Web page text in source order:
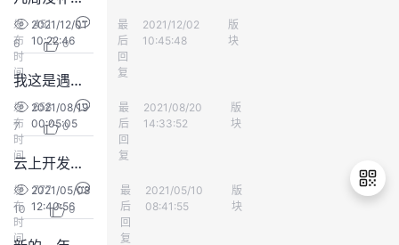
堂
我
的
课
程
我
的
认
我
的
我
我
的
技
术
支
我
的
云
声
发
布
时
间
2021/12/01
10:22:46
最
后
回
复
一缕阳光_666
2021/12/02
10:45:48
版
块
451
6
0
我这是遇到签到bug了吗？
发
布
时
间
2021/08/19
00:05:05
最
后
回
复
vv v
2021/08/20
14:33:52
版
块
658
7
0
云上开发精选优惠的码豆到啦
发
布
时
间
2021/05/08
12:40:56
最
后
回
复
用户
2021/05/10
08:41:55
版
块
777
10
0